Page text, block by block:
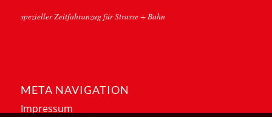
spezieller Zeitfahranzug für Strasse + Bahn
META NAVIGATION
Impressum